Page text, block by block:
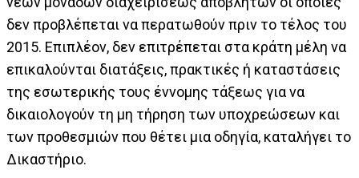
δεν προβλέπεται να περατωθούν πριν το τέλος του
2015. Επιπλέον, δεν επιτρέπεται στα κράτη μέλη να
επικαλούνται διατάξεις, πρακτικές ή καταστάσεις
της εσωτερικής τους έννομης τάξεως για να
δικαιολογούν τη μη τήρηση των υποχρεώσεων και
των προθεσμιών που θέτει μια οδηγία, καταλήγει το
Δικαστήριο.